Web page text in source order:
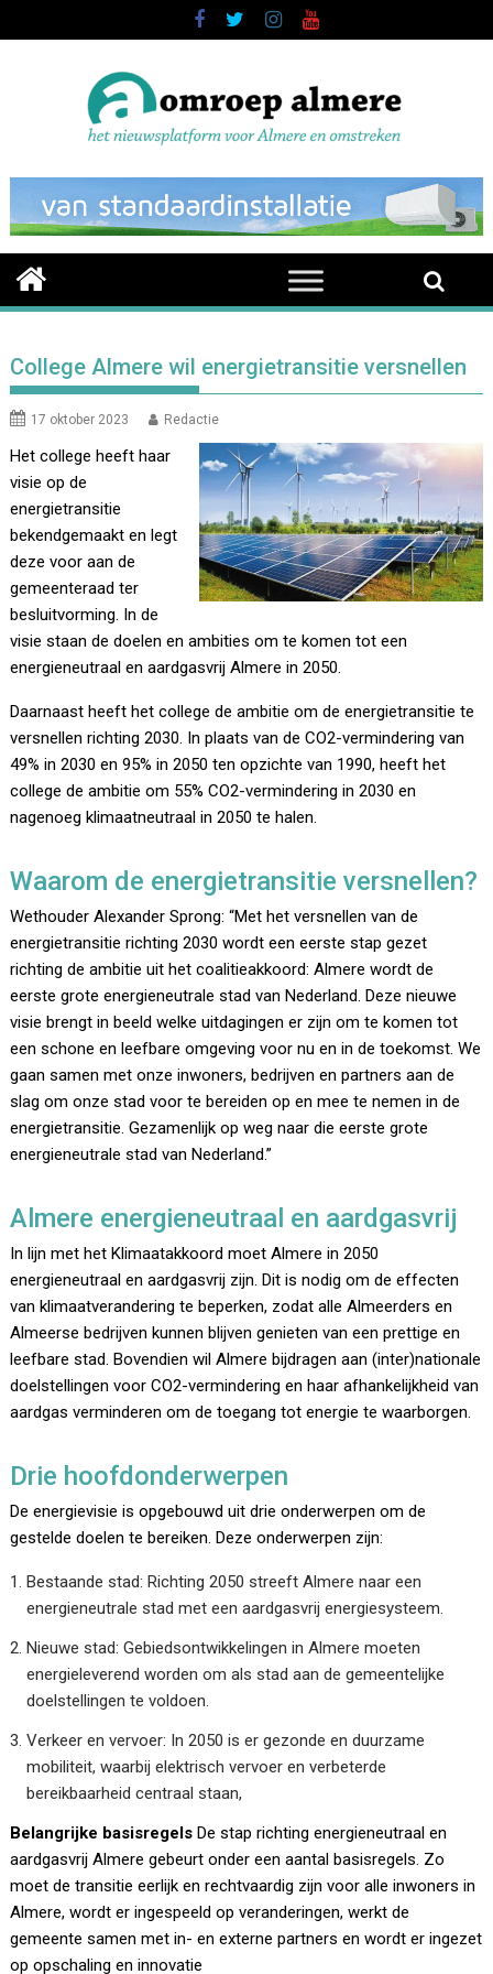
to
College Almere wil energietransitie versnellen
17 oktober 2023 Redactie
Het college heeft haar
visie op de
energietransitie
bekendgemaakt en legt
deze voor aan de
gemeenteraad ter
besluitvorming. In de
visie staan de doelen en ambities om te komen tot een
energieneutraal en aardgasvrij Almere in 2050.
Daarnaast heeft het college de ambitie om de energietransitie te
versnellen richting 2030. In plaats van de CO2-vermindering van
49% in 2030 en 95% in 2050 ten opzichte van 1990, heeft het
college de ambitie om 55% CO2-vermindering in 2030 en
nagenoeg klimaatneutraal in 2050 te halen.
Waarom de energietransitie versnellen?
Wethouder Alexander Sprong: “Met het versnellen van de
energietransitie richting 2030 wordt een eerste stap gezet
richting de ambitie uit het coalitieakkoord: Almere wordt de
eerste grote energieneutrale stad van Nederland. Deze nieuwe
visie brengt in beeld welke uitdagingen er zijn om te komen tot
een schone en leefbare omgeving voor nu en in de toekomst. We
gaan samen met onze inwoners, bedrijven en partners aan de
slag om onze stad voor te bereiden op en mee te nemen in de
energietransitie. Gezamenlijk op weg naar die eerste grote
energieneutrale stad van Nederland.”
Almere energieneutraal en aardgasvrij
In lijn met het Klimaatakkoord moet Almere in 2050
energieneutraal en aardgasvrij zijn. Dit is nodig om de effecten
van klimaatverandering te beperken, zodat alle Almeerders en
Almeerse bedrijven kunnen blijven genieten van een prettige en
leefbare stad. Bovendien wil Almere bijdragen aan (inter)nationale
doelstellingen voor CO2-vermindering en haar afhankelijkheid van
aardgas verminderen om de toegang tot energie te waarborgen.
Drie hoofdonderwerpen
De energievisie is opgebouwd uit drie onderwerpen om de
gestelde doelen te bereiken. Deze onderwerpen zijn:
Bestaande stad: Richting 2050 streeft Almere naar een
energieneutrale stad met een aardgasvrij energiesysteem.
Nieuwe stad: Gebiedsontwikkelingen in Almere moeten
energieleverend worden om als stad aan de gemeentelijke
doelstellingen te voldoen.
Verkeer en vervoer: In 2050 is er gezonde en duurzame
mobiliteit, waarbij elektrisch vervoer en verbeterde
bereikbaarheid centraal staan,
Belangrijke basisregels De stap richting energieneutraal en
aardgasvrij Almere gebeurt onder een aantal basisregels. Zo
moet de transitie eerlijk en rechtvaardig zijn voor alle inwoners in
Almere, wordt er ingespeeld op veranderingen, werkt de
gemeente samen met in- en externe partners en wordt er ingezet
op opschaling en innovatie